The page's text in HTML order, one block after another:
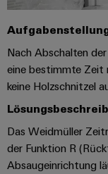
Effizienter
Betrieb
Windparks
und
Gehäuse
Nach Abschalten
eine bestimmte Zeit
keine Holzschnitzel
Das Weidmüller
der Funktion R
Absaugeinrichtung